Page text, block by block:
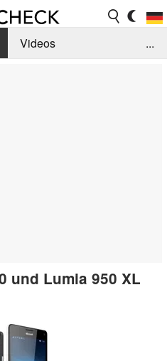
Videos
...
und Lumia 950 XL